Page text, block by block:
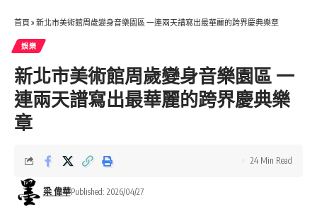
首頁 » 新北市美術館周歲變身音樂園區 一連兩天譜寫出最華麗的跨界慶典樂章
娛樂
新北市美術館周歲變身音樂園區 一
連兩天譜寫出最華麗的跨界慶典樂
章
梁 偉華Published: 2026/04/27
24 Min Read